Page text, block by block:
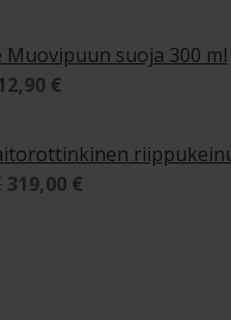
oli:
660,00 €.
495,00 €.
Muovipuun suoja 300 ml
oli:
€.
€Nykyinen
on:
12,90 €.
Alkuperäinen
319,00 €Nykyinen